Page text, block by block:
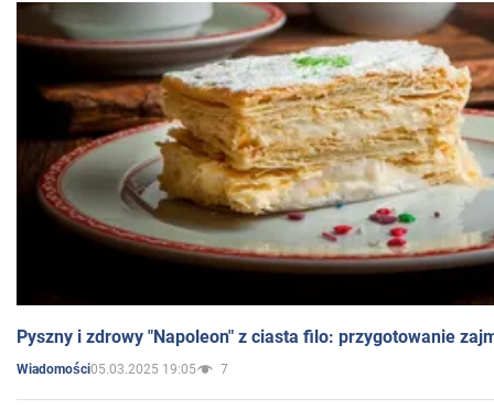
Pyszny i zdrowy "Napoleon" z ciasta filo: przygotowanie
Wiadomości05.03.2025 19:05 7